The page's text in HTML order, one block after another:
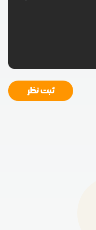
ثبت نظر